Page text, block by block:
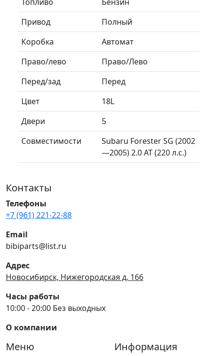
Привод
Полный
Коробка
Автомат
Право/лево
Право/Лево
Перед/зад
Перед
Цвет
18L
Двери
5
Совместимости
Subaru Forester SG (2002
—2005) 2.0 AT (220 л.с.)
Контакты
Телефоны
+7 (961) 221-22-88
Email
bibiparts@list.ru
Адрес
Новосибирск, Нижегородская д. 166
Часы работы
10:00 - 20:00 Без выходных
О компании
Меню Информация